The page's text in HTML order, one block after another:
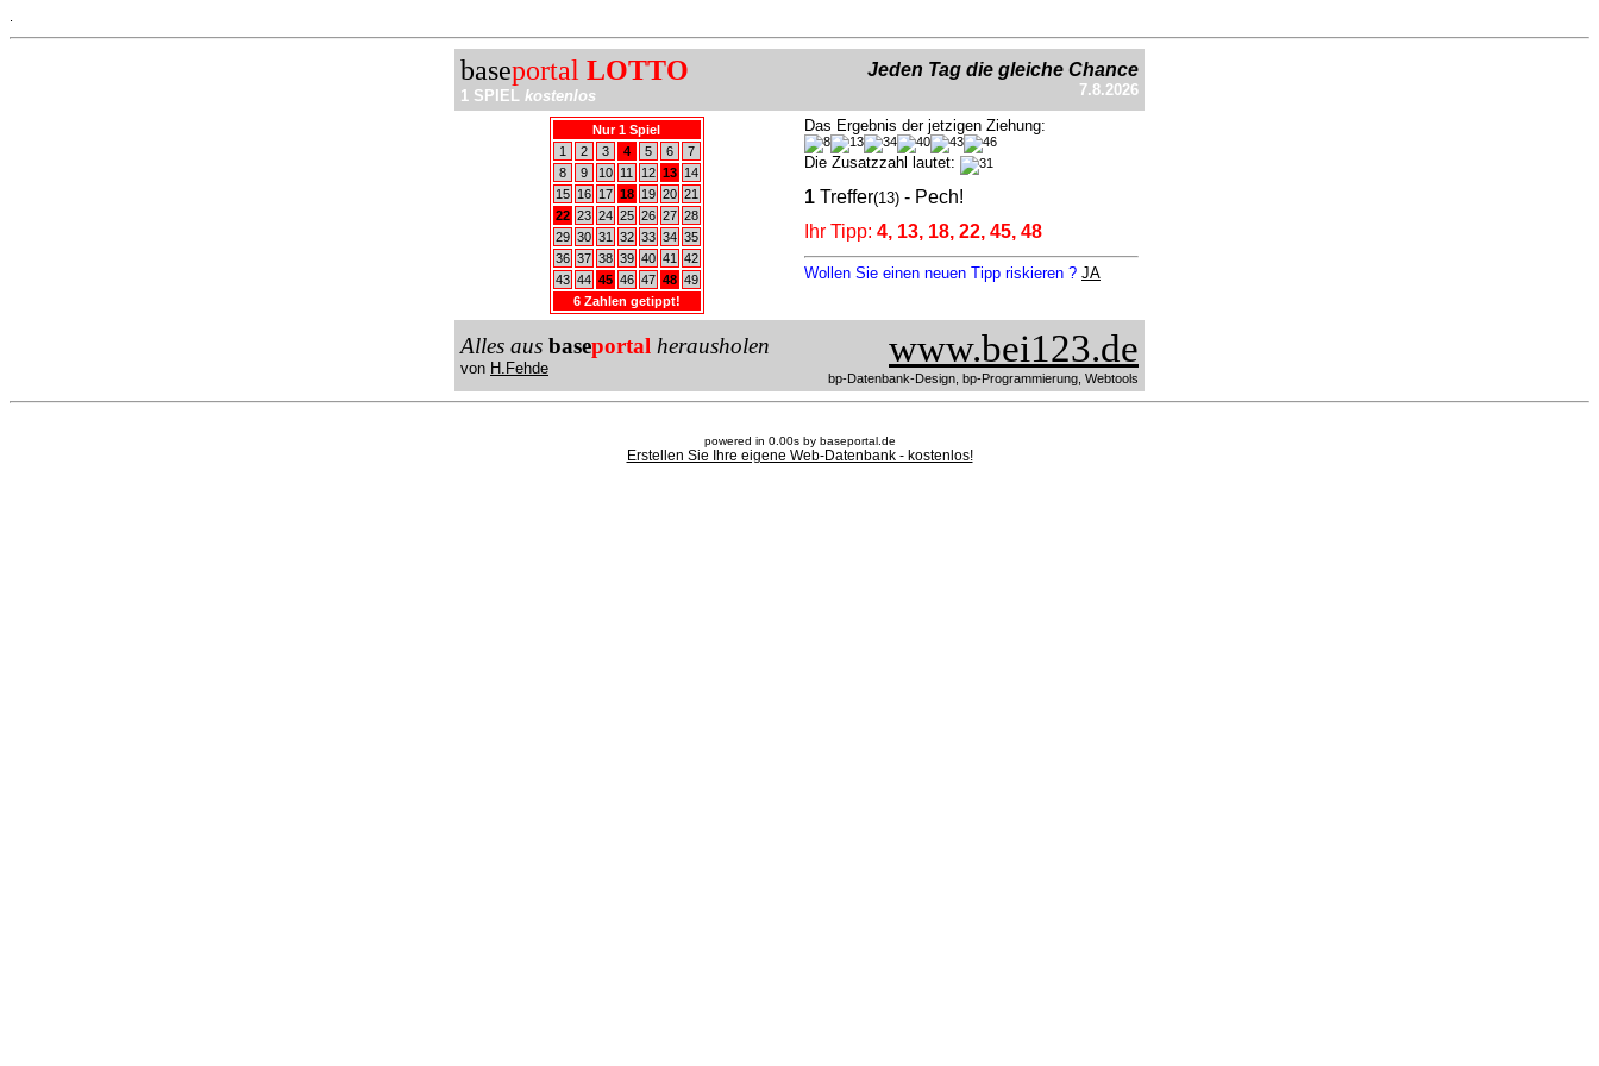
baseportal LOTTO
1 SPIEL kostenlos
Jeden Tag die gleiche Chance
7.8.2026
Nur 1 Spiel
1
2 3 4 5 6
7
8
9 10 11 12 13
14
15
16 17 18 19 20 21
22 23 24 25 26 27 28
29 30 31 32 33 34 35
36 37 38 39 40 41
42
43 44 45 46 47 48 49
6 Zahlen getippt!
Das Ergebnis der jetzigen Ziehung:
Die Zusatzzahl lautet:
1 Treffer(13) - Pech!
Ihr Tipp: 4, 13, 18, 22, 45, 48
Wollen Sie einen neuen Tipp riskieren ? JA
Alles aus baseportal herausholen
von H.Fehde www.bei123.de
bp-Datenbank-Design, bp-Programmierung, Webtools
powered in 0.00s by baseportal.de
Erstellen Sie Ihre eigene Web-Datenbank - kostenlos!